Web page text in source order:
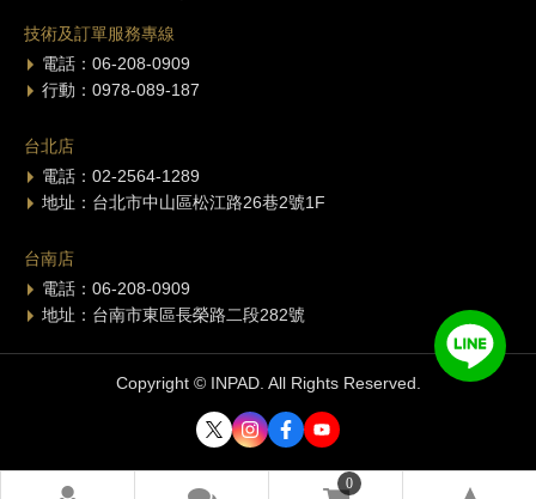
技術及訂單服務專線
電話：06-208-0909
行動：0978-089-187
台北店
電話：02-2564-1289
地址：台北市中山區松江路26巷2號1F
台南店
電話：06-208-0909
地址：台南市東區長榮路二段282號
Copyright © INPAD. All Rights Reserved.
0